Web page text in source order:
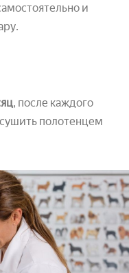
и
, после каждого
полотенцем